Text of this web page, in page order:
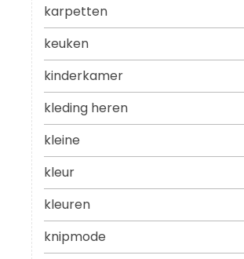
karpetten
keuken
kinderkamer
kleding heren
kleine
kleur
kleuren
knipmode